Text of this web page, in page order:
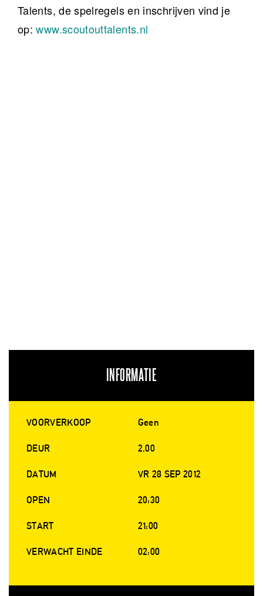
Talents, de spelregels en inschrijven vind je
op:www.scoutouttalents.nl
INFORMATIE
VOORVERKOOP Geen
DEUR 2,00
DATUM VR 28 SEP 2012
OPEN 20:30
START 21:00
VERWACHT EINDE 02:00